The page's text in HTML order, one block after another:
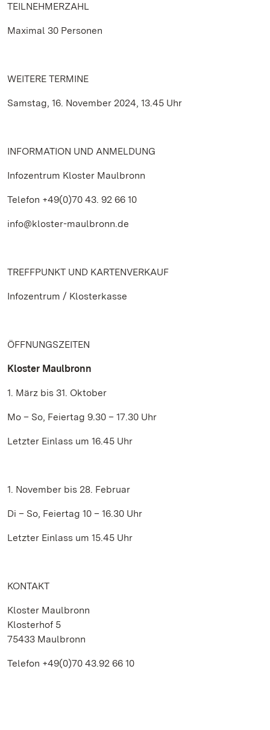
TEILNEHMERZAHL
Maximal 30 Personen
WEITERE TERMINE
Samstag, 16. November 2024, 13.45 Uhr
INFORMATION UND ANMELDUNG
Infozentrum Kloster Maulbronn
Telefon +49(0)70 43. 92 66 10
info@kloster-maulbronn.de
TREFFPUNKT UND KARTENVERKAUF
Infozentrum / Klosterkasse
ÖFFNUNGSZEITEN
Kloster Maulbronn
1. März bis 31. Oktober
Mo – So, Feiertag 9.30 – 17.30 Uhr
Letzter Einlass um 16.45 Uhr
1. November bis 28. Februar
Di – So, Feiertag 10 – 16.30 Uhr
Letzter Einlass um 15.45 Uhr
KONTAKT
Kloster Maulbronn
Klosterhof 5
75433 Maulbronn
Telefon +49(0)70 43.92 66 10